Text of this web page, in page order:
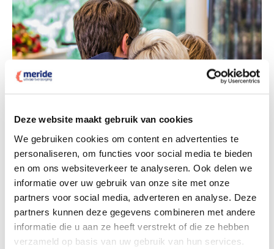
Deze website maakt gebruik van cookies
We gebruiken cookies om content en advertenties te
personaliseren, om functies voor social media te bieden
en om ons websiteverkeer te analyseren. Ook delen we
informatie over uw gebruik van onze site met onze
partners voor social media, adverteren en analyse. Deze
partners kunnen deze gegevens combineren met andere
informatie die u aan ze heeft verstrekt of die ze hebben
verzameld op basis van uw gebruik van hun services.
Dit kost een crematie
Bekijk tarieven voor begrafenis